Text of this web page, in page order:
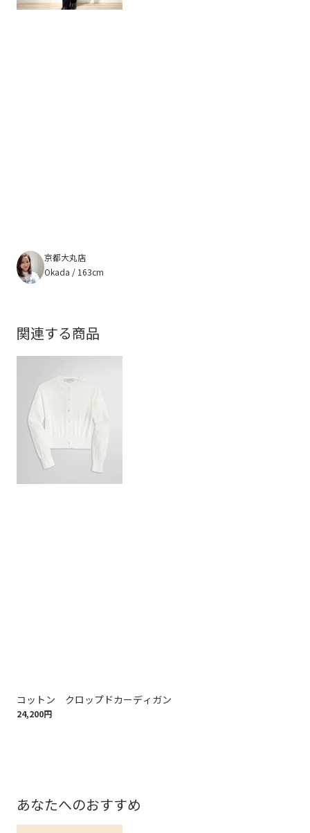
京都大丸店
Okada / 163cm
関連する商品
コットン クロップドカーディガン
24,200円
あなたへのおすすめ